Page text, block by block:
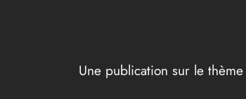
Une publication sur le